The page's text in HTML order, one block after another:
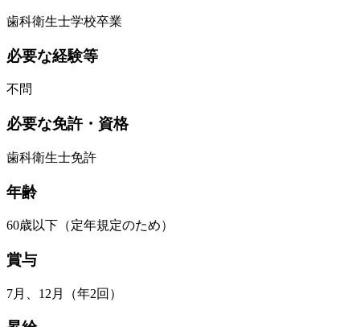
歯科衛生士学校卒業
必要な経験等
不問
必要な免許・資格
歯科衛生士免許
年齢
60歳以下（定年規定のため）
賞与
7月、12月（年2回）